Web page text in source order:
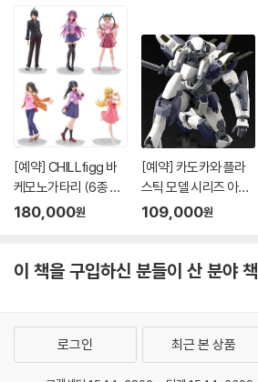
[예약] CHILLfigg 바
케모노가타리 (6종 세
트)
180,000원
[예약] 카도카와 플라
스틱 모델 시리즈 아바
레스트 l 풀메탈패닉
109,000원
이 책을 구입하신 분들이 산 분야 책
로그인 최근 본 상품